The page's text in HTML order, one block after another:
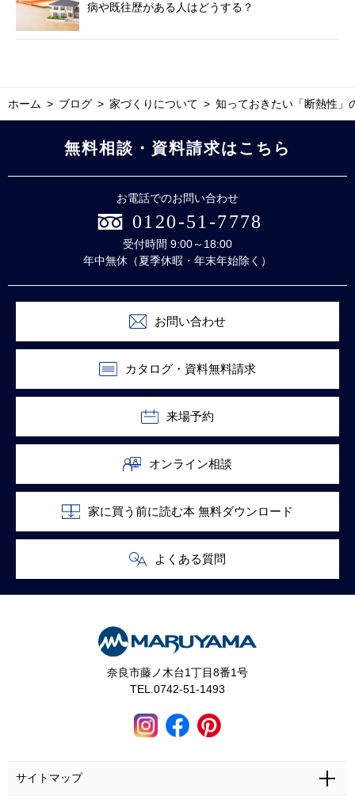
病や既往歴がある人はどうする？
ホーム ブログ 家づくりについて 知っておきたい「断熱性」
無料相談・資料請求はこちら
お電話でのお問い合わせ
0120-51-7778
受付時間 9:00～18:00
年中無休（夏季休暇・年末年始除く）
お問い合わせ
カタログ・資料無料請求
来場予約
オンライン相談
家に買う前に読む本 無料ダウンロード
よくある質問
奈良市藤ノ木台1丁目8番1号
TEL.0742-51-1493
サイトマップ